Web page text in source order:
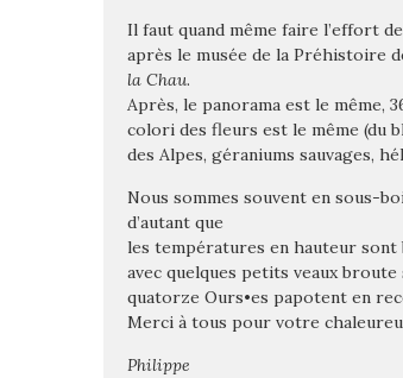
Il faut quand même faire l’effort
après le musée de la Préhistoire
la Chau.
Après, le panorama est le même,
colori des fleurs est le même (du
des Alpes, géraniums sauvages,
Nous sommes souvent en sous-
d’autant que
les températures en hauteur sont
avec quelques petits veaux
quatorze Ours•es papotent en
Merci à tous pour votre
Philippe